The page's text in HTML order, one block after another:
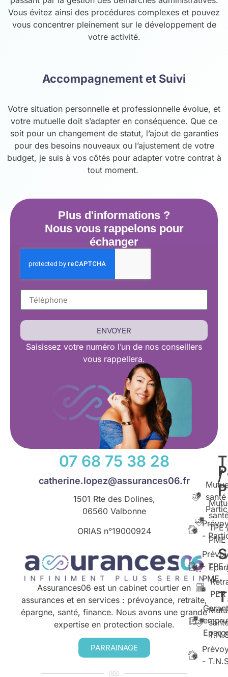
Vous évitez ainsi des procédures complexes et pouvez
vous concentrer pleinement sur le développement de
votre activité.
Accompagnement et Suivi
Votre situation personnelle et professionnelle évolue, et
votre mutuelle doit s’adapter en conséquence. Que ce
soit pour un changement de statut, l’ajout de garanties
pour des besoins nouveaux ou l’ajustement de votre
budget, je suis à vos côtés pour adapter votre contrat à
tout moment.
Plus d'informations ?
Nous vous rappelons pour
échanger
ENVOYER
Saisissez votre numéro l’un de nos conseillers
vous rappellera.
07 68 75 38 28
catherine.lopez@assurances06.fr
1501 Rte des Dolines,
06560 Valbonne
ORIAS n°19000924
Assurances06 est un cabinet courtier en
assurances et en services : prévoyance, retraite,
épargne, santé, finance. Nous avons une grande
expertise en protection sociale.
PARRAINAGE
/
TPE
PME
- TPE
PME
-
-
PER